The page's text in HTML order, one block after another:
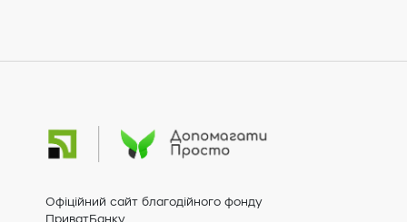
Офіційний сайт благодійного фонду